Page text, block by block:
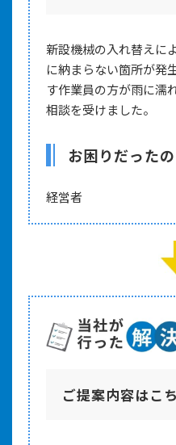
新設機械の入れ替えに
に納まらない箇所が発
す作業員の方が雨に濡
相談を受けました。
お困りだった
経営者
ご提案内容はこ